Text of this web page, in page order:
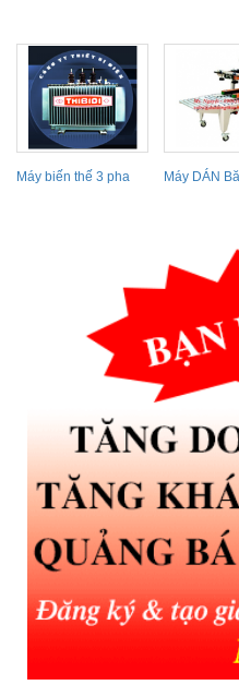
Máy biến thế 3 pha
Máy DÁN